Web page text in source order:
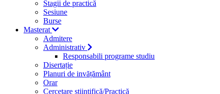
Stagii de practică
Sesiune
Burse
Masterat
Admitere
Administrativ
Responsabili programe studiu
Disertație
Planuri de invățământ
Orar
Cercetare științifică/Practică